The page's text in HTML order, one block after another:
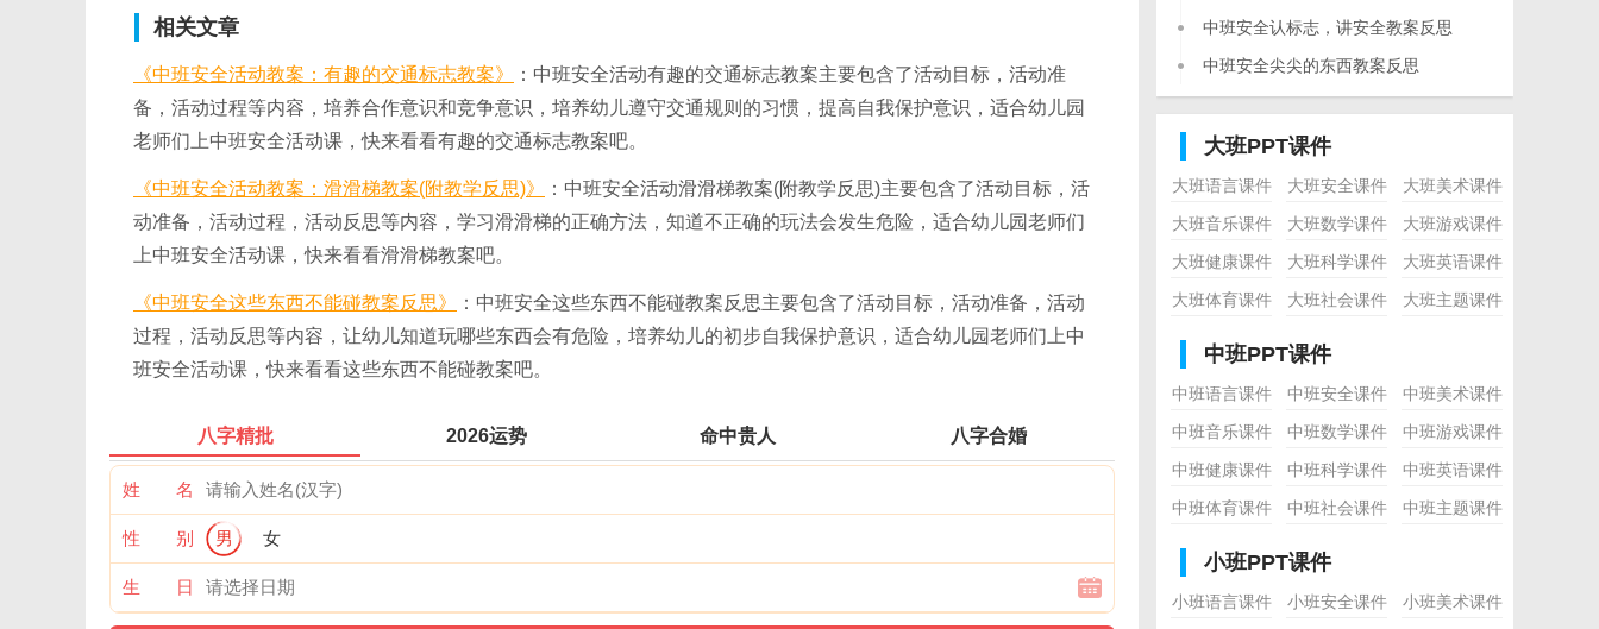
相关文章
《中班安全活动教案：有趣的交通标志教案》
：中班安全活动有趣的交通标志教案主要包含了活动目标，活动准
备，活动过程等内容，培养合作意识和竞争意识，培养幼儿遵守交通规则的习惯，提高自我保护意识，适合幼儿园
老师们上中班安全活动课，快来看看有趣的交通标志教案吧。
《中班安全活动教案：滑滑梯教案(附教学反思)》
：中班安全活动滑滑梯教案(附教学反思)主要包含了活动目标，活
动准备，活动过程，活动反思等内容，学习滑滑梯的正确方法，知道不正确的玩法会发生危险，适合幼儿园老师们
上中班安全活动课，快来看看滑滑梯教案吧。
《中班安全这些东西不能碰教案反思》
：中班安全这些东西不能碰教案反思主要包含了活动目标，活动准备，活动
过程，活动反思等内容，让幼儿知道玩哪些东西会有危险，培养幼儿的初步自我保护意识，适合幼儿园老师们上中
班安全活动课，快来看看这些东西不能碰教案吧。
八字精批 2026运势 命中贵人 八字合婚
姓 名
性 别 男 女
生 日
中班安全认标志，讲安全教案反思
中班安全尖尖的东西教案反思
大班PPT课件
大班语言课件 大班安全课件
大班美术课件
大班音乐课件
大班数学课件
大班游戏课件
大班健康课件
大班科学课件
大班英语课件
大班体育课件
大班社会课件 大班主题课件
中班PPT课件
中班语言课件 中班安全课件
中班美术课件
中班音乐课件
中班数学课件
中班游戏课件
中班健康课件
中班科学课件
中班英语课件
中班体育课件
中班社会课件 中班主题课件
小班PPT课件
小班语言课件 小班安全课件
小班美术课件